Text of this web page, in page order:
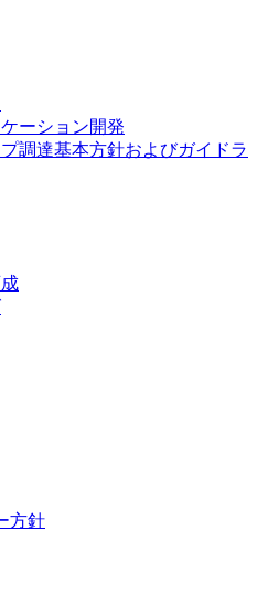
ーション開発
調達基本方針およびガイドラ
方針